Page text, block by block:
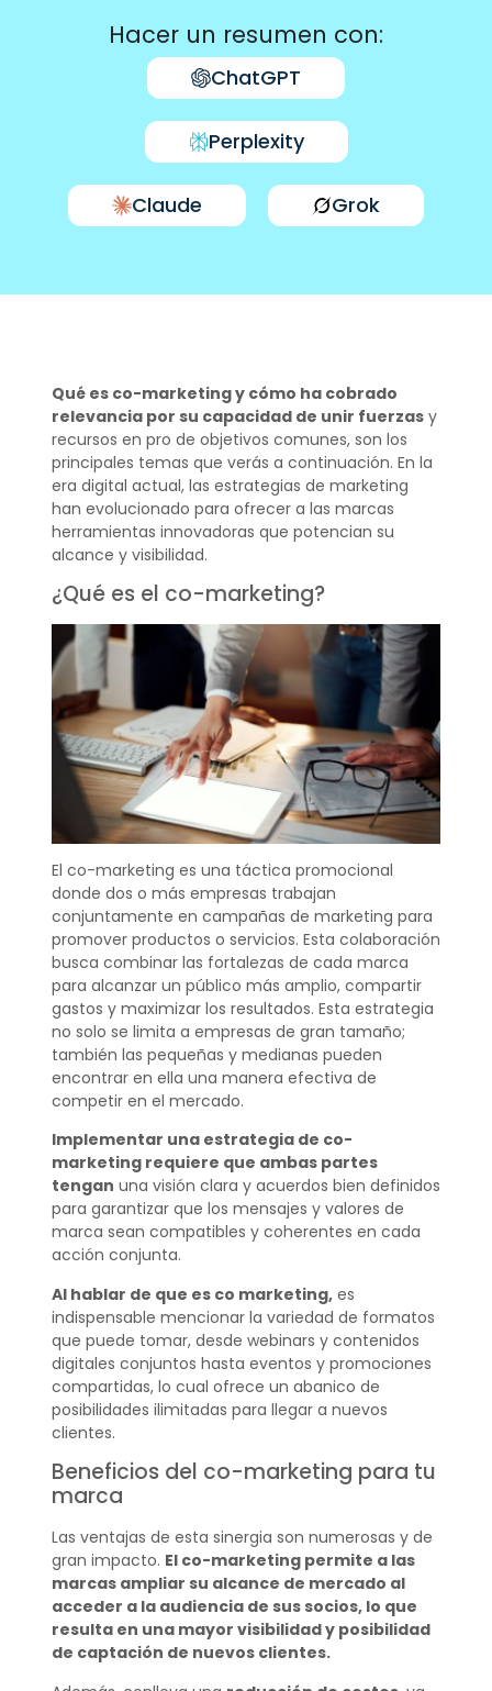
Hacer un resumen con:
ChatGPT
Perplexity
Claude Grok
Qué es co-marketing y cómo ha cobrado
relevancia por su capacidad de unir fuerzasy
recursos en pro de objetivos comunes, son los
principales temas que verás a continuación. En la
era digital actual, las estrategias de marketing
han evolucionado para ofrecer a las marcas
herramientas innovadoras que potencian su
alcance y visibilidad.
¿Qué es el co-marketing?
El co-marketing es una táctica promocional
donde dos o más empresas trabajan
conjuntamente en campañas de marketing para
promover productos o servicios. Esta colaboración
busca combinar las fortalezas de cada marca
para alcanzar un público más amplio, compartir
gastos y maximizar los resultados. Esta estrategia
no solo se limita a empresas de gran tamaño;
también las pequeñas y medianas pueden
encontrar en ella una manera efectiva de
competir en el mercado.
Implementar una estrategia de co-
marketing requiere que ambas partes
tengan una visión clara y acuerdos bien definidos
para garantizar que los mensajes y valores de
marca sean compatibles y coherentes en cada
acción conjunta.
Al hablar de que es co marketing,es
indispensable mencionar la variedad de formatos
que puede tomar, desde webinars y contenidos
digitales conjuntos hasta eventos y promociones
compartidas, lo cual ofrece un abanico de
posibilidades ilimitadas para llegar a nuevos
clientes.
Beneficios del co-marketing para tu
marca
Las ventajas de esta sinergia son numerosas y de
gran impacto. El co-marketing permite a las
marcas ampliar su alcance de mercado al
acceder a la audiencia de sus socios, lo que
resulta en una mayor visibilidad y posibilidad
de captación de nuevos clientes.